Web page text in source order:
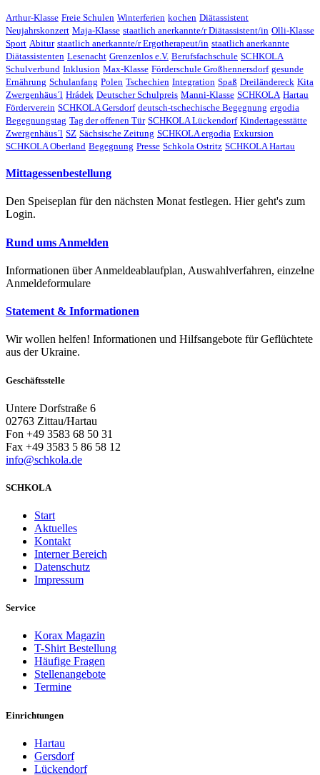
Arthur-Klasse Freie Schulen Winterferien kochen Diätassistent
Neujahrskonzert Maja-Klasse staatlich anerkannte/r Diätassistent/in Olli-Klasse
Sport Abitur staatlich anerkannte/r Ergotherapeut/in staatlich anerkannte
Diätassistenten Lesenacht Grenzenlos e.V. Berufsfachschule SCHKOLA
Schulverbund Inklusion Max-Klasse Förderschule Großhennersdorf gesunde
Ernährung Schulanfang Polen Tschechien Integration Spaß Dreiländereck Kita
Zwergenhäus´l Hrádek Deutscher Schulpreis Manni-Klasse SCHKOLA Hartau
Förderverein SCHKOLA Gersdorf deutsch-tschechische Begegnung ergodia
Begegnungstag Tag der offenen Tür SCHKOLA Lückendorf Kindertagesstätte
Zwergenhäus´l SZ Sächsische Zeitung SCHKOLA ergodia Exkursion
SCHKOLA Oberland Begegnung Presse Schkola Ostritz SCHKOLA Hartau
Mittagessenbestellung
Den Speiseplan für den nächsten Monat festlegen. Hier geht's zum
Login.
Rund ums Anmelden
Informationen über Anmeldeablaufplan, Auswahlverfahren, einzelne
Anmeldeformulare
Statement & Informationen
Wir wollen helfen! Informationen und Hilfsangebote für Geflüchtete
aus der Ukraine.
Geschäftsstelle
Untere Dorfstraße 6
02763 Zittau/Hartau
Fon +49 3583 68 50 31
Fax +49 3583 5 86 58 12
info@schkola.de
SCHKOLA
Start
Aktuelles
Kontakt
Interner Bereich
Datenschutz
Impressum
Service
Korax Magazin
T-Shirt Bestellung
Häufige Fragen
Stellenangebote
Termine
Einrichtungen
Hartau
Gersdorf
Lückendorf